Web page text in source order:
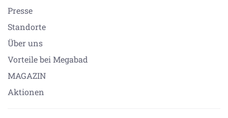
Presse
Standorte
Über uns
Vorteile bei Megabad
MAGAZIN
Aktionen